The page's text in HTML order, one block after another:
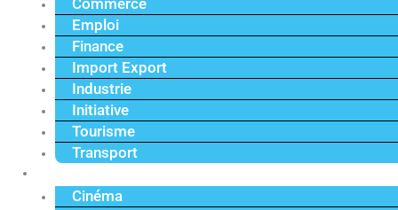
Commerce
Emploi
Finance
Import Export
Industrie
Initiative
Tourisme
Transport
Cinéma